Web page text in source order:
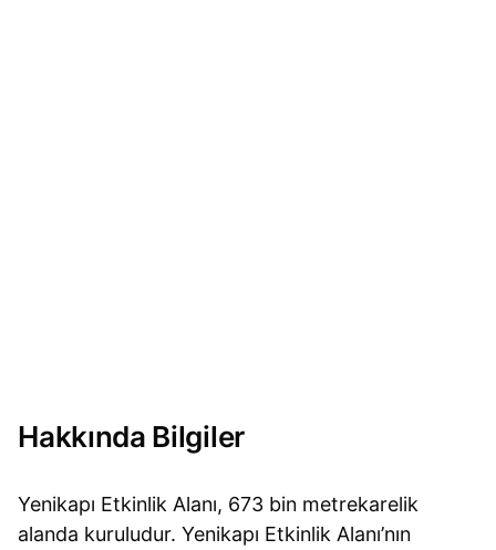
Hakkında Bilgiler
Yenikapı Etkinlik Alanı, 673 bin metrekarelik
alanda kuruludur. Yenikapı Etkinlik Alanı’nın